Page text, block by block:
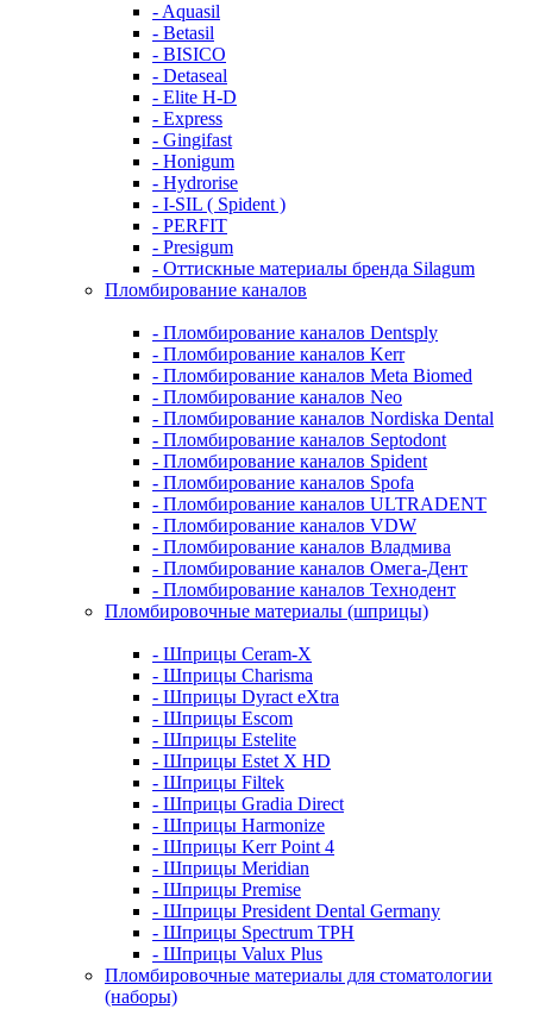
- Aquasil
- Betasil
- BISICO
- Detaseal
- Elite H-D
- Express
- Gingifast
- Honigum
- Hydrorise
- I-SIL ( Spident )
- PERFIT
- Presigum
- Оттискные материалы бренда Silagum
Пломбирование каналов
- Пломбирование каналов Dentsply
- Пломбирование каналов Kerr
- Пломбирование каналов Meta Biomed
- Пломбирование каналов Neo
- Пломбирование каналов Nordiska Dental
- Пломбирование каналов Septodont
- Пломбирование каналов Spident
- Пломбирование каналов Spofa
- Пломбирование каналов ULTRADENT
- Пломбирование каналов VDW
- Пломбирование каналов Владмива
- Пломбирование каналов Омега-Дент
- Пломбирование каналов Технодент
Пломбировочные материалы (шприцы)
- Шприцы Ceram-X
- Шприцы Charisma
- Шприцы Dyract eXtra
- Шприцы Escom
- Шприцы Estelite
- Шприцы Estet X HD
- Шприцы Filtek
- Шприцы Gradia Direct
- Шприцы Harmonize
- Шприцы Kerr Point 4
- Шприцы Meridian
- Шприцы Premise
- Шприцы President Dental Germany
- Шприцы Spectrum TPH
- Шприцы Valux Plus
Пломбировочные материалы для стоматологии
(наборы)